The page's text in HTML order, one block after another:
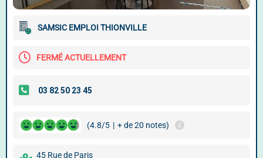
SAMSIC EMPLOI THIONVILLE
FERMÉ ACTUELLEMENT
(4.8/5 | + de 20 notes)
45 Rue de Paris